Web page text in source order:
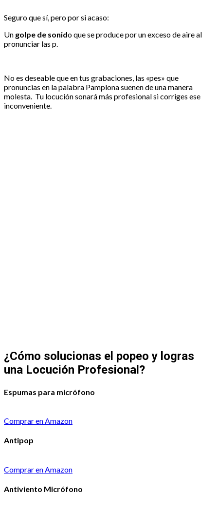
Seguro que sí, pero por si acaso:
Un golpe de sonido que se produce por un exceso de aire al
pronunciar las p.
No es deseable que en tus grabaciones, las «pes» que
pronuncias en la palabra Pamplona suenen de una manera
molesta. Tu locución sonará más profesional si corriges ese
inconveniente.
¿Cómo solucionas el popeo y logras
una Locución Profesional?
Espumas para micrófono
Comprar en Amazon
Antipop
Comprar en Amazon
Antiviento Micrófono